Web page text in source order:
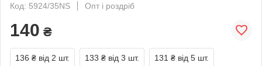
Код: 5924/35NS
Опт і роздріб
140 ₴
136 ₴ від 2 шт. 133 ₴ від 3 шт. 131 ₴ від 5 шт.